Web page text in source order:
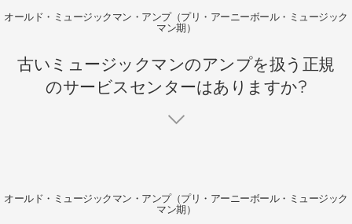
オールド・ミュージックマン・アンプ（プリ・アーニーボール・ミュージック
マン期）
古いミュージックマンのアンプを扱う正規
のサービスセンターはありますか?
オールド・ミュージックマン・アンプ（プリ・アーニーボール・ミュージック
マン期）